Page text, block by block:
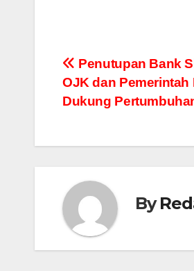
Navigasi
pos
Penutupan Bank
OJK dan
Dukung
By